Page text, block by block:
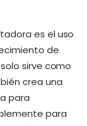
es el uso
de
sirve como
crea una
para
para